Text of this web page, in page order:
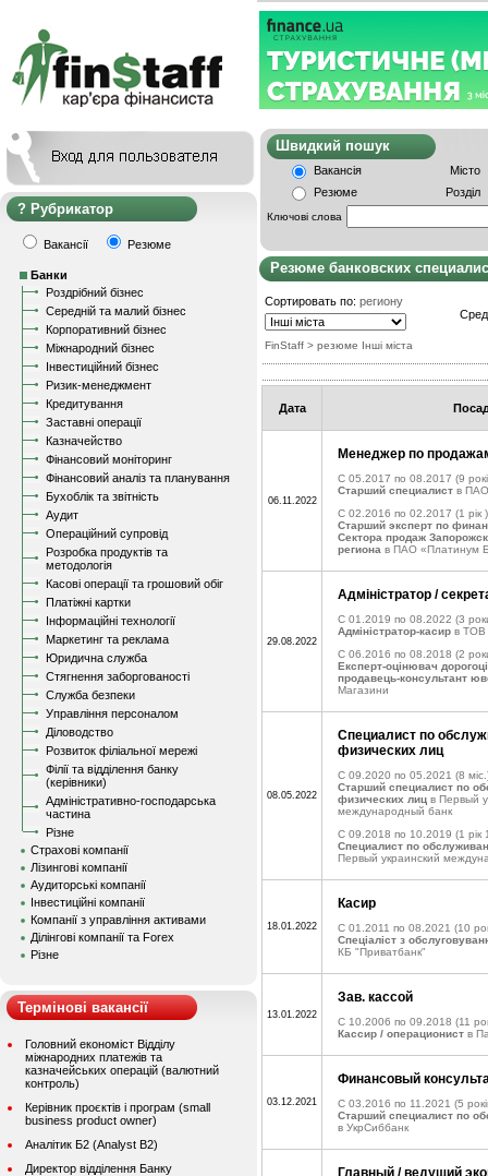
Рубрикатор
Вакансії Резюме
Банки
Роздрібний бізнес
Середній та малий бізнес
Корпоративний бізнес
Міжнародний бізнес
Інвестиційний бізнес
Ризик-менеджмент
Кредитування
Заставні операції
Казначейство
Фінансовий моніторинг
Фінансовий аналіз та планування
Бухоблік та звітність
Аудит
Операційний супровід
Розробка продуктів та
методологія
Касові операції та грошовий обіг
Платіжні картки
Інформаційні технології
Маркетинг та реклама
Юридична служба
Стягнення заборгованості
Служба безпеки
Управління персоналом
Діловодство
Розвиток філіальної мережі
Філії та відділення банку
(керівники)
Адміністративно-господарська
частина
Різне
Страхові компанії
Лізингові компанії
Аудиторські компанії
Інвестиційні компанії
Компанії з управління активами
Ділінгові компанії та Forex
Різне
Термінові вакансії
Головний економіст Відділу
міжнародних платежів та
казначейських операцій (валютний
контроль)
Керівник проєктів і програм (small
business product owner)
Аналітик Б2 (Analyst B2)
Директор відділення Банку
Швидкий
Вакансія
Місто
Резюме
Розділ
Ключові слова
Резюме банковских
Сортировать по: региону
FinStaff > резюме Інші міста
Дата
06.11.2022
Менеджер по
C 05.2017 по 08.2017 (9
Старший специалист в
C 02.2016 по 02.2017 (1 рік )
Старший эксперт по
Сектора продаж
региона в ПАО «Платинум
29.08.2022
Адміністратор /
C 01.2019 по 08.2022 (3
Адміністратор-касир в ТОВ
C 06.2016 по 08.2018 (2
Експерт-оцінювач
продавець-консультант
Магазини
08.05.2022
Специалист по
физических лиц
C 09.2020 по 05.2021 (8
Старший специалист по
физических лиц в Первый
международный банк
C 09.2018 по 10.2019 (1 рік
Специалист по
Первый украинский
18.01.2022
Касир
C 01.2011 по 08.2021 (10
Спеціаліст з
КБ "Приватбанк"
13.01.2022
Зав. кассой
C 10.2006 по 09.2018 (11
Кассир / операционист в
03.12.2021
Финансовый
C 03.2016 по 11.2021 (5
Старший специалист по
в УкрСиббанк
Главный / ведущий